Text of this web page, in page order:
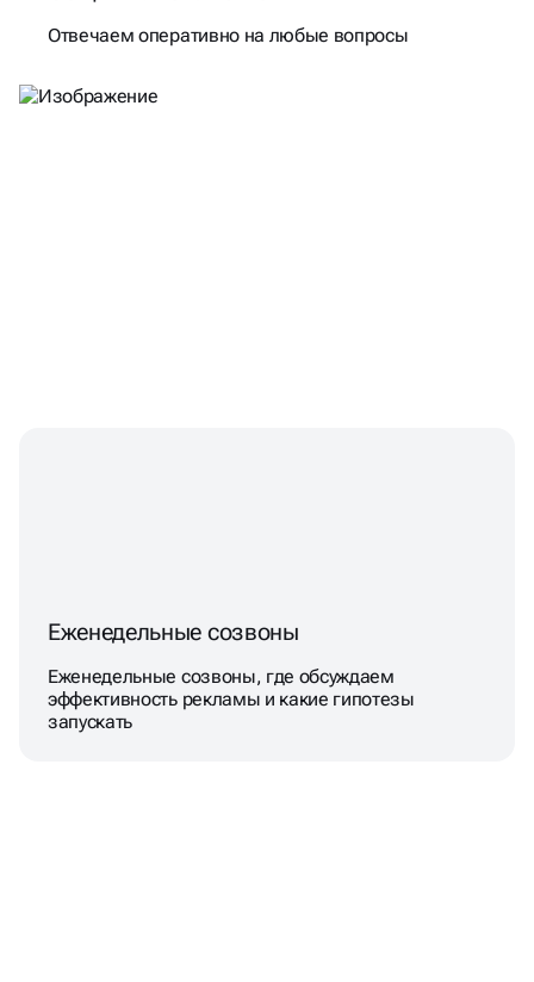
Отвечаем оперативно на любые вопросы
Еженедельные созвоны
Еженедельные созвоны, где обсуждаем
эффективность рекламы и какие гипотезы
запускать